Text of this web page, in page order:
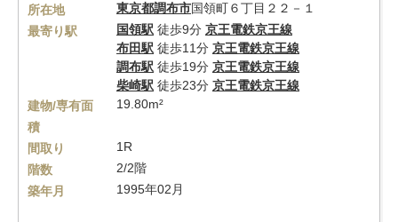
所在地
東京都調布市国領町６丁目２２－１
最寄り駅
国領駅 徒歩9分 京王電鉄京王線
布田駅 徒歩11分 京王電鉄京王線
調布駅 徒歩19分 京王電鉄京王線
柴崎駅 徒歩23分 京王電鉄京王線
建物/専有面
積
19.80m²
間取り
1R
階数
2/2階
築年月
1995年02月